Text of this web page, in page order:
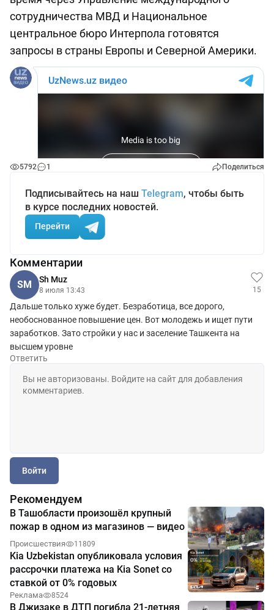
сотрудничества МВД и Национальное
центральное бюро Интерпола готовятся
запросы в страны Европы и Северной Америки.
5792 1 Поделиться
Подписывайтесь на наш Telegram, чтобы быть
в курсе последних новостей.
Перейти
Комментарии
SM Sh Muz
8 июля 13:43 15
Дальше только хуже будет. Безработица, все дорого,
необоснованное повышение цен. Вот молодежь и ищет пути
заработков. Зато стройки у нас и заселение Ташкента на
высшем уровне
Ответить
Войти
Рекомендуем
В Ташобласти произошёл крупный
пожар в одном из магазинов — видео
Происшествия 11809
Kia Uzbekistan опубликовала условия
рассрочки платежа на Kia Sonet со
ставкой от 0% годовых
Реклама 8524
В Джизаке в ДТП погибла 21-летняя